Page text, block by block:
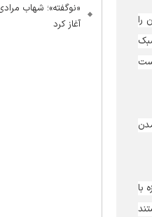
را
با
«نوگفته»؛ شهاب
آغاز کرد